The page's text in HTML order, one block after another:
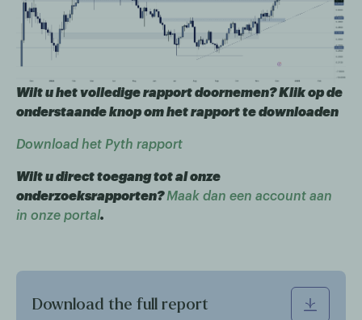
Wilt u het volledige rapport doornemen? Klik op de
onderstaande knop om het rapport te downloaden
Download het Pyth rapport
Wilt u direct toegang tot al onze
onderzoeksrapporten?Maak dan een account aan
in onze portal.
Download the full report